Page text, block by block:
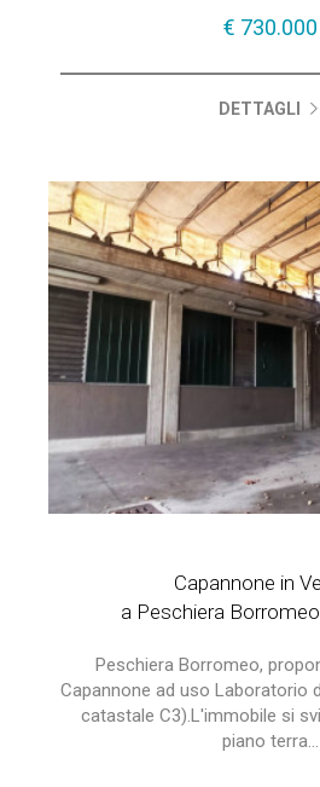
€ 730.000
DETTAGLI
Capannone in
a Peschiera
Peschiera Borromeo,
Capannone ad uso Laboratorio
catastale C3).L'immobile si
piano terra...